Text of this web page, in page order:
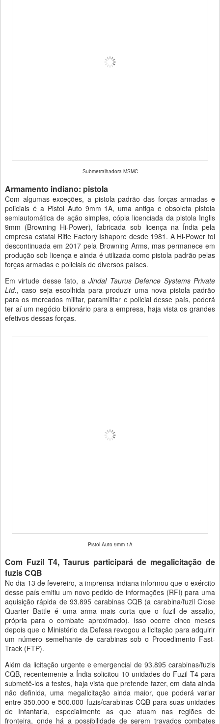
Submetralhadora MSMC
Armamento indiano: pistola
Com algumas exceções, a pistola padrão das forças armadas e
policiais é a Pistol Auto 9mm 1A, uma antiga e obsoleta pistola
semiautomática de ação simples, cópia licenciada da pistola Inglis
9mm (Browning Hi-Power), fabricada sob licença na Índia pela
empresa estatal Rifle Factory Ishapore desde 1981. A Hi-Power foi
descontinuada em 2017 pela Browning Arms, mas permanece em
produção sob licença e ainda é utilizada como pistola padrão pelas
forças armadas e policiais de diversos países.
Em virtude desse fato, aJindal Taurus Defence Systems Private
Ltd., caso seja escolhida para produzir uma nova pistola padrão
para os mercados militar, paramilitar e policial desse país, poderá
ter aí um negócio bilionário para a empresa, haja vista os grandes
efetivos dessas forças.
Pistol Auto 9mm 1A
Com Fuzil T4, Taurus participará de megalicitação de
fuzis CQB
No dia 13 de fevereiro, a imprensa indiana informou que o exército
desse país emitiu um novo pedido de informações (RFI) para uma
aquisição rápida de 93.895 carabinas CQB (a carabina/fuzil Close
Quarter Battle é uma arma mais curta que o fuzil de assalto,
própria para o combate aproximado). Isso ocorre cinco meses
depois que o Ministério da Defesa revogou a licitação para adquirir
um número semelhante de carabinas sob o Procedimento Fast-
Track (FTP).
Além da licitação urgente e emergencial de 93.895 carabinas/fuzis
CQB, recentemente a Índia solicitou 10 unidades do Fuzil T4 para
submetê-los a testes, haja vista que pretende fazer, em data ainda
não definida, uma megalicitação ainda maior, que poderá variar
entre 350.000 e 500.000 fuzis/carabinas CQB para suas unidades
de Infantaria, especialmente as que atuam nas regiões de
fronteira, onde há a possibilidade de serem travados combates